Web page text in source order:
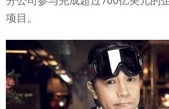
项目。